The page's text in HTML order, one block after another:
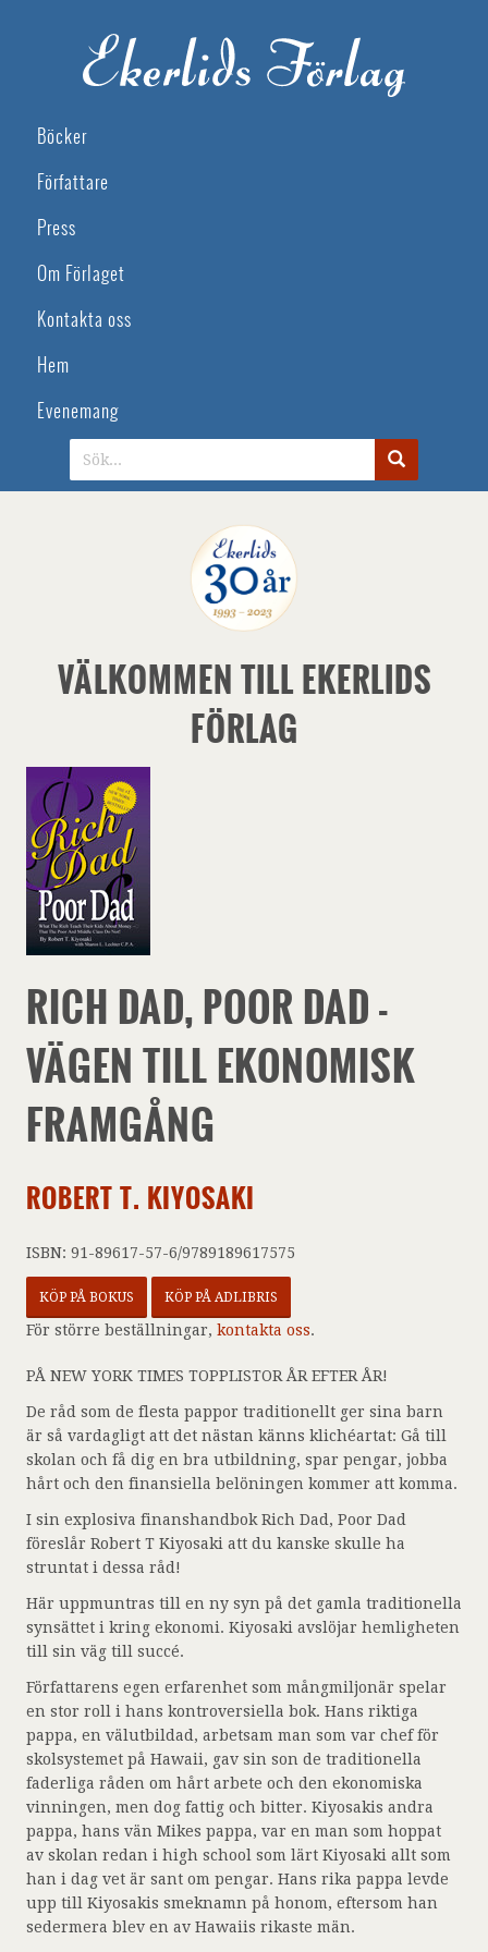
Böcker
Författare
Press
Om Förlaget
Kontakta oss
Hem
Evenemang
VÄLKOMMEN TILL EKERLIDS
FÖRLAG
RICH DAD, POOR DAD -
VÄGEN TILL EKONOMISK
FRAMGÅNG
ROBERT T. KIYOSAKI
ISBN: 91-89617-57-6/9789189617575
KÖP PÅ BOKUS KÖP PÅ ADLIBRIS
För större beställningar, kontakta oss.
PÅ NEW YORK TIMES TOPPLISTOR ÅR EFTER ÅR!
De råd som de flesta pappor traditionellt ger sina barn
är så vardagligt att det nästan känns klichéartat: Gå till
skolan och få dig en bra utbildning, spar pengar, jobba
hårt och den finansiella belöningen kommer att komma.
I sin explosiva finanshandbok Rich Dad, Poor Dad
föreslår Robert T Kiyosaki att du kanske skulle ha
struntat i dessa råd!
Här uppmuntras till en ny syn på det gamla traditionella
synsättet i kring ekonomi. Kiyosaki avslöjar hemligheten
till sin väg till succé.
Författarens egen erfarenhet som mångmiljonär spelar
en stor roll i hans kontroversiella bok. Hans riktiga
pappa, en välutbildad, arbetsam man som var chef för
skolsystemet på Hawaii, gav sin son de traditionella
faderliga råden om hårt arbete och den ekonomiska
vinningen, men dog fattig och bitter. Kiyosakis andra
pappa, hans vän Mikes pappa, var en man som hoppat
av skolan redan i high school som lärt Kiyosaki allt som
han i dag vet är sant om pengar. Hans rika pappa levde
upp till Kiyosakis smeknamn på honom, eftersom han
sedermera blev en av Hawaiis rikaste män.